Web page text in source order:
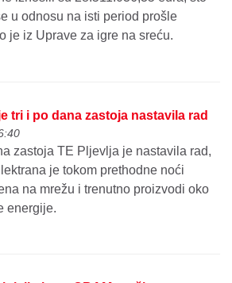
u odnosu na isti period prošle
je iz Uprave za igre na sreću.
tri i po dana zastoja nastavila rad
zastoja TE Pljevlja je nastavila rad,
je tokom prethodne noći
na mrežu i trenutno proizvodi oko
energije.